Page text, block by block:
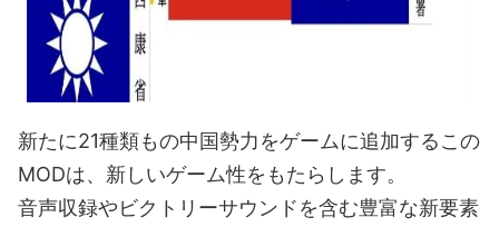
新たに21種類もの中国勢力をゲームに追加するこの
MODは、新しいゲーム性をもたらします。
音声収録やビクトリーサウンドを含む豊富な新要素